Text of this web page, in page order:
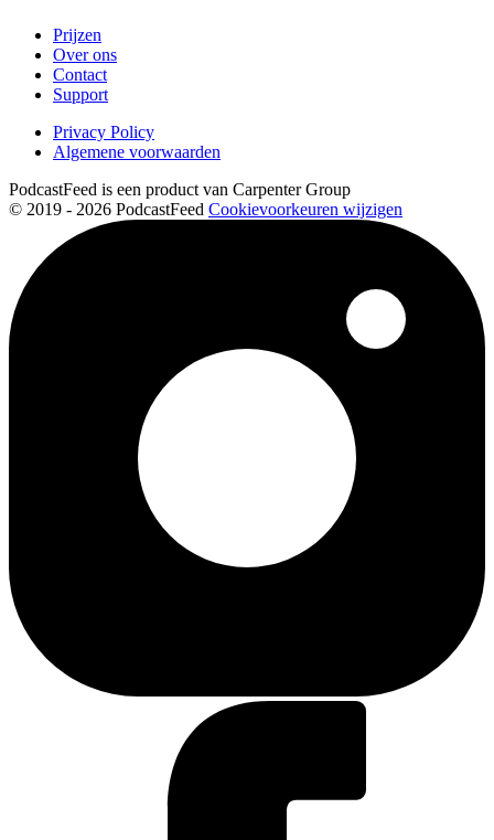
Prijzen
Over ons
Contact
Support
Privacy Policy
Algemene voorwaarden
PodcastFeed is een product van Carpenter Group
© 2019 - 2026 PodcastFeed Cookievoorkeuren wijzigen